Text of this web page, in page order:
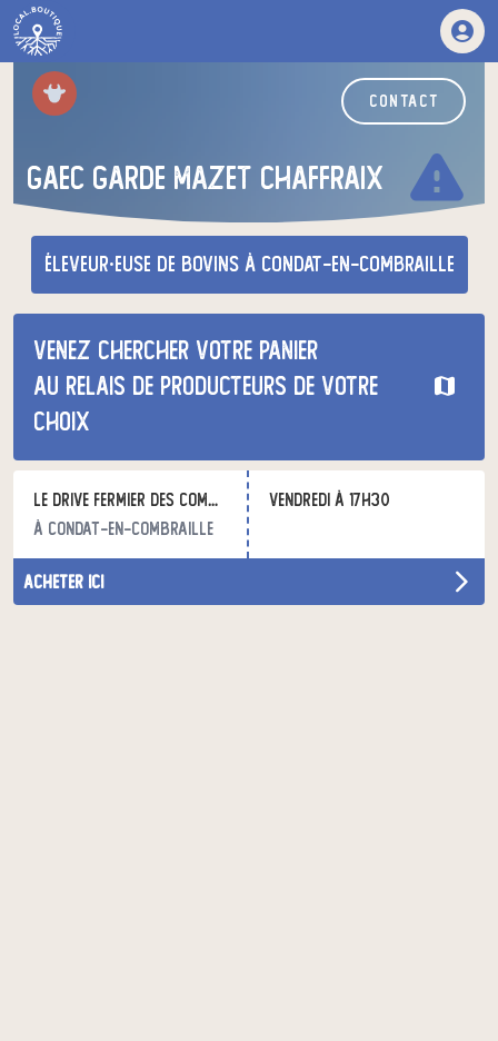
contact
gaec garde mazet chaffraix warning
éleveur·euse de bovinsà Condat-en-Combraille
Venez chercher votre panier
au relais de producteurs de votre
choix
Le Drive Fermier des Combrailles
à Condat-en-Combraille
vendredi à 17h30
acheter ici